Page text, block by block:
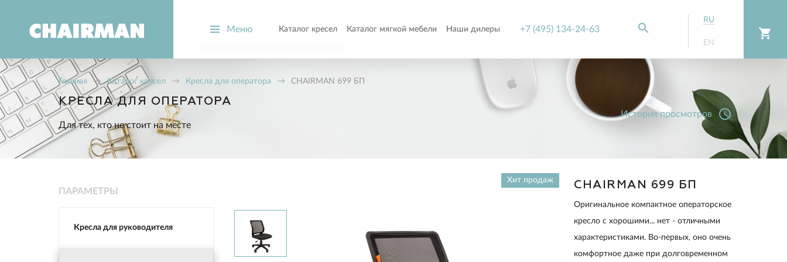
Меню Каталог кресел Каталог мягкой мебели Наши дилеры +7 (495) 134-24-63 search
RU
EN
shopping_cart
Главная → Каталог кресел → Кресла для оператора → CHAIRMAN 699 БП
КРЕСЛА ДЛЯ ОПЕРАТОРА
Для тех, кто не стоит на месте
История просмотров access_time
ПАРАМЕТРЫ
Кресла для руководителя
Хит продаж CHAIRMAN 699 БП
Оригинальное компактное операторское
кресло с хорошими... нет - отличными
характеристиками. Во-первых, оно очень
комфортное даже при долговременном